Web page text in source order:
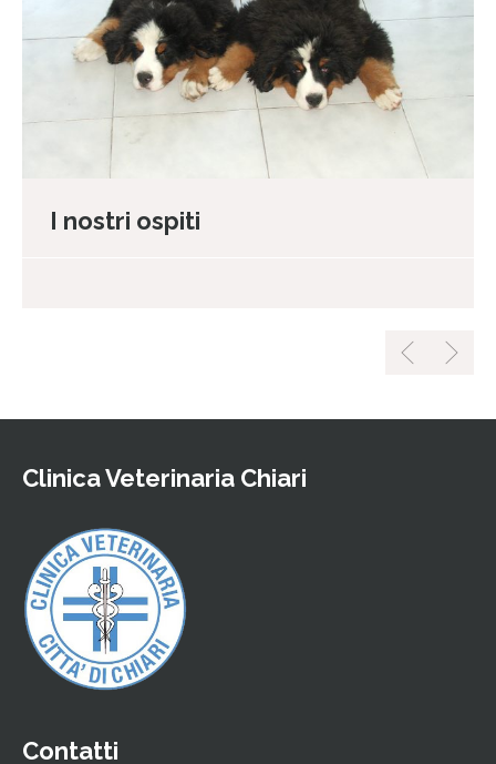
I nostri ospiti
Clinica Veterinaria Chiari
Contatti